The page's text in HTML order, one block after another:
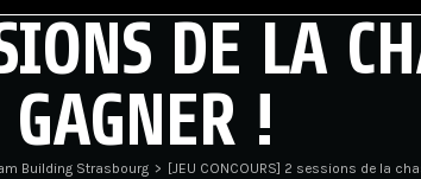
DE LA
!
Building Strasbourg > [JEU CONCOURS] 2 sessions de la